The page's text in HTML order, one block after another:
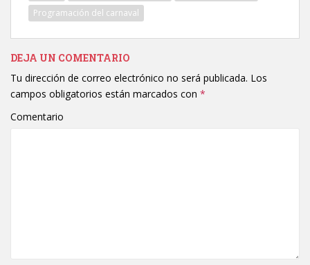
Programación del carnaval
DEJA UN COMENTARIO
Tu dirección de correo electrónico no será publicada. Los
campos obligatorios están marcados con *
Comentario